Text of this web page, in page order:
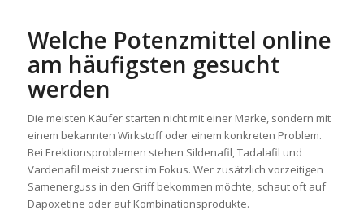
Welche Potenzmittel online
am häufigsten gesucht
werden
Die meisten Käufer starten nicht mit einer Marke, sondern mit
einem bekannten Wirkstoff oder einem konkreten Problem.
Bei Erektionsproblemen stehen Sildenafil, Tadalafil und
Vardenafil meist zuerst im Fokus. Wer zusätzlich vorzeitigen
Samenerguss in den Griff bekommen möchte, schaut oft auf
Dapoxetine oder auf Kombinationsprodukte.